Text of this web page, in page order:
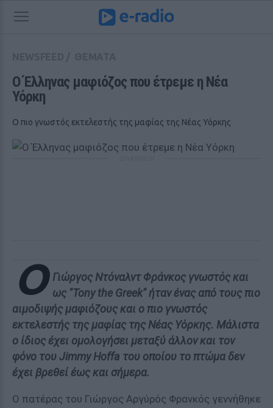
O Έλληνας μαφιόζος που έτρεμε η Νέα
Υόρκη
Ο πιο γνωστός εκτελεστής της μαφίας της Νέας Υόρκης
O Γιώργος Ντόναλντ Φράνκος γνωστός και
ως "Tony the Greek" ήταν ένας από τους πιο
αιμοδιψής μαφιόζους και ο πιο γνωστός
εκτελεστής της μαφίας της Νέας Υόρκης. Μάλιστα
ο ίδιος έχει ομολογήσει μεταξύ άλλον και τον
φόνο του Jimmy Hoffa του οποίου το πτώμα δεν
έχει βρεθεί έως και σήμερα.
Ο πατέρας του Γιώργος Αργύρός Φρανκός γεννήθηκε